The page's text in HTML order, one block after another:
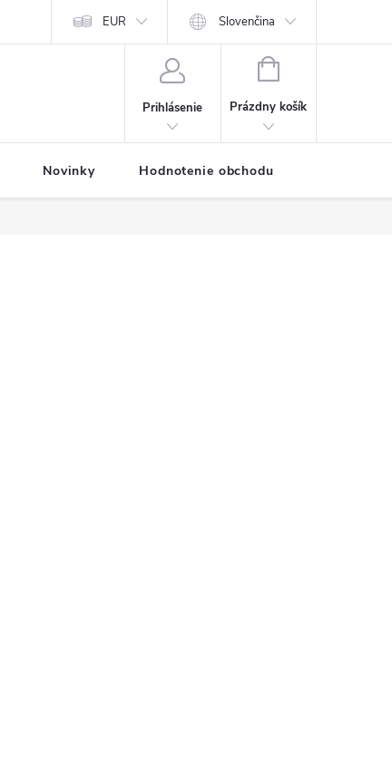
Predávané značky Prihlásenie affiliate partnera
EUR Slovenčina
Prihlásenie
NÁKUPNÝ
Prázdny košík
Novinky Hodnotenie obchodu